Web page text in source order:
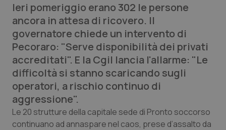
QS Pro
Professionisti Sanitari.AI
Abruzzo
Basilicata
Calabria
QS Pro Gold
Artrite & artrosi
Asma & BPCO
QS Club Newsletter
Ieri pomeriggio erano 302 le persone
ancora in attesa di ricovero. Il
governatore chiede un intervento di
Pecoraro: "Serve disponibilità dei privati
accreditati". E la Cgil lancia l'allarme: "Le
difficoltà si stanno scaricando sugli
operatori, a rischio continuo di
aggressione".
Le 20 strutture della capitale sede di Pronto soccorso
continuano ad annaspare nel caos, prese d’assalto da